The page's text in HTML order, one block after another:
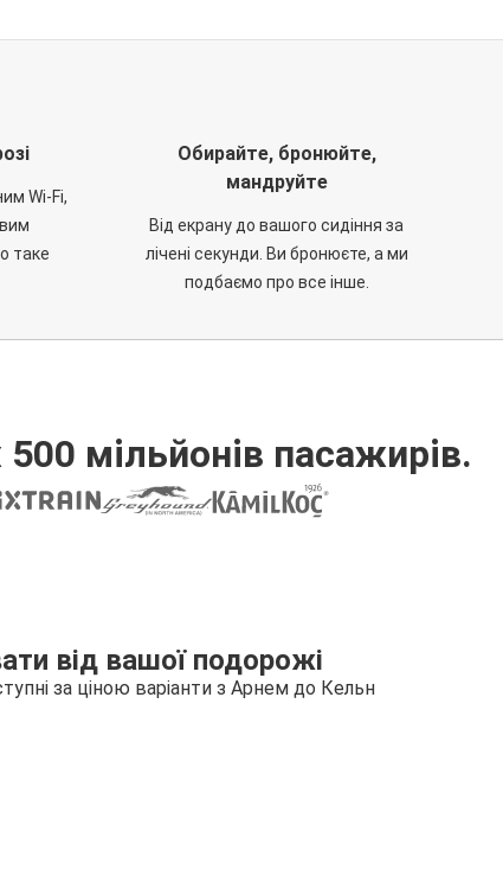
Wi-Fi,
таке
Обирайте, бронюйте,
мандруйте
Від екрану до вашого сидіння за
лічені секунди. Ви бронюєте, а ми
подбаємо про все інше.
мільйонів пасажирів.
від вашої подорожі
за ціною варіанти з Арнем до Кельн